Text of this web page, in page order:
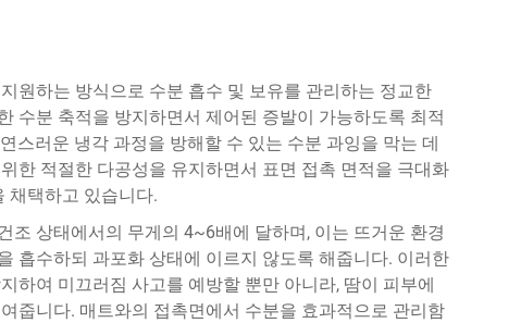
원하는 방식으로 수분 흡수 및 보유를 관리하는 정교한
수분 축적을 방지하면서 제어된 증발이 가능하도록 최적
스러운 냉각 과정을 방해할 수 있는 수분 과잉을 막는 데
한 적절한 다공성을 유지하면서 표면 접촉 면적을 극대화
채택하고 있습니다.
조 상태에서의 무게의 4~6배에 달하며, 이는 뜨거운 환경
흡수하되 과포화 상태에 이르지 않도록 해줍니다. 이러한
하여 미끄러짐 사고를 예방할 뿐만 아니라, 땀이 피부에
줍니다. 매트와의 접촉면에서 수분을 효과적으로 관리함